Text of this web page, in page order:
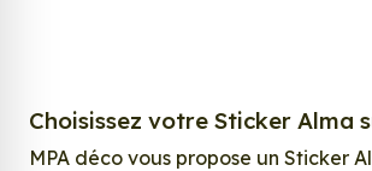
Choisissez votre Sticker Alma
MPA déco vous propose un Sticker